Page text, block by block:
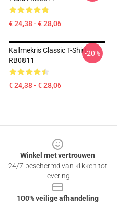
€ 24,38 - € 28,06
Kallmekris Classic T-Shirt
RB0811
€ 24,38 - € 28,06
-20%
Winkel met vertrouwen
24/7 beschermd van klikken tot
levering
100% veilige afhandeling